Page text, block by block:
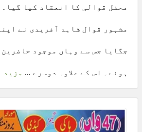
محفل قوالی کا انعقاد کیا گیا۔
مشہور قوال شاہد آفریدی نے
جگایا جس سے وہاں موجود حاضرین
ہوئے۔ اس کے علاوہ دوسرے ... مزید